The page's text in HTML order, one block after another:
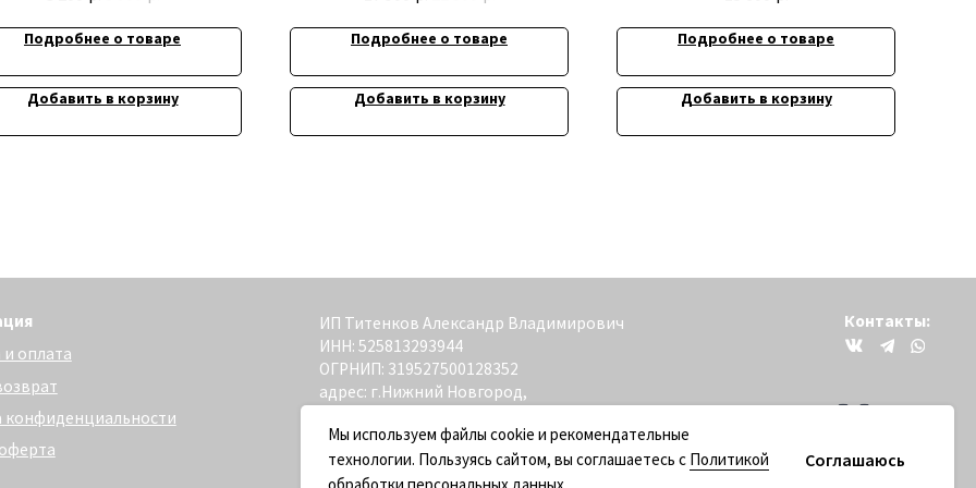
Мы используем файлы cookie и рекомендательные
технологии. Пользуясь сайтом, вы соглашаетесь с Политикой
Соглашаюсь
Подробнее о товаре
Добавить в корзину
Подробнее о товаре
Добавить в корзину
Подробнее о товаре
Добавить в корзину
ИП Титенков Александр Владимирович